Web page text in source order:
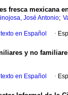
fresca mexicana
José Antonio;
texto en Español ·
y no
texto en Español ·